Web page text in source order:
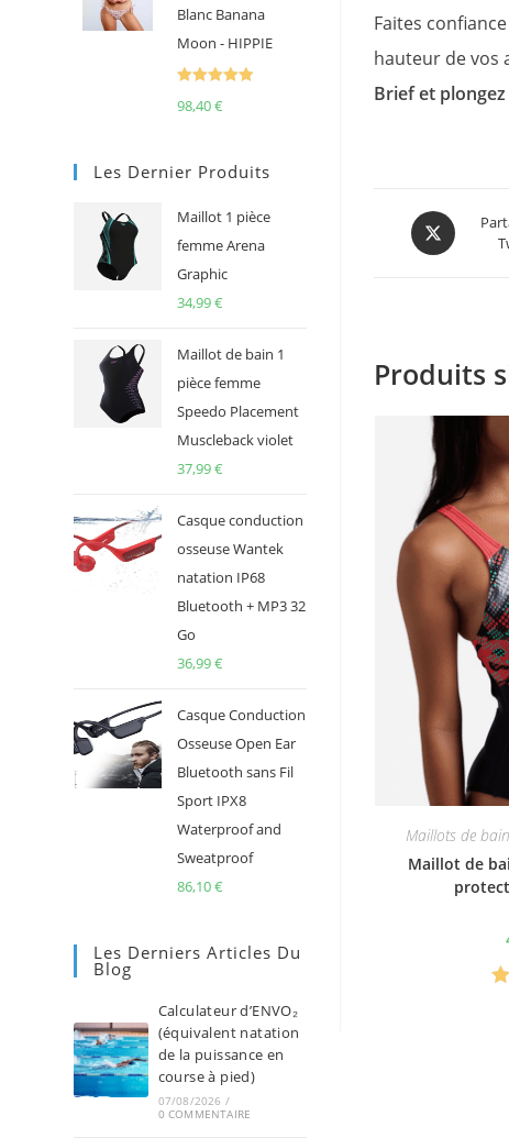
Faites
hauteur de vos
Brief et plongez
Opens
in
Produits
Maillots de
Maillot de
Blanc Banana
Moon - HIPPIE
98,40€
Les Dernier Produits
Maillot 1 pièce
femme Arena
Graphic
34,99€
Maillot de bain 1
pièce femme
Speedo Placement
Muscleback violet
37,99€
Casque conduction
osseuse Wantek
natation IP68
Bluetooth + MP3 32
Go
36,99€
Casque Conduction
Osseuse Open Ear
Bluetooth sans Fil
Sport IPX8
Waterproof and
Sweatproof
86,10€
Les Derniers Articles Du
Blog
Calculateur d’ENVO₂
(équivalent natation
de la puissance en
course à pied)
07/08/2026 /
0 COMMENTAIRE